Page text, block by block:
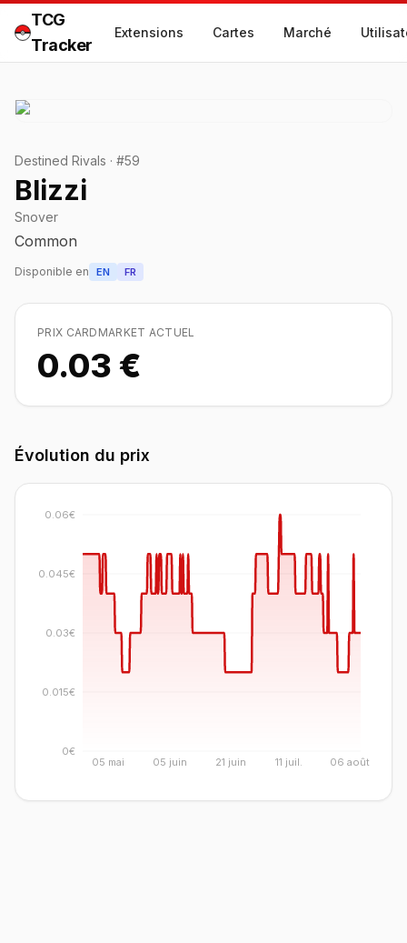
TCG
Tracker
Extensions Cartes Marché
Destined Rivals · #59
Blizzi
Snover
Common
Disponible en EN FR
PRIX CARDMARKET ACTUEL
0.03 €
Évolution du prix
05 mai 05 juin 21 juin 11 juil. 06 août
0€
0.015€
0.03€
0.045€
0.06€